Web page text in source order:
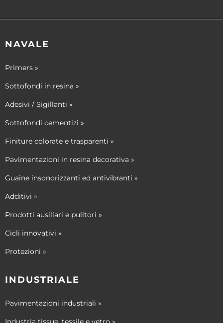
NAVALE
Primers »
Sottofondi in resina »
Adesivi / Sigillanti »
Sottofondi cementizi »
Finiture colorate e trasparenti »
Pavimentazioni in resina decorativa »
Guaine insonorizzanti ed antivibranti »
Additivi »
Prodotti ausiliari e pulitori »
Cicli innovativi »
Protezioni »
INDUSTRIALE
Pavimentazioni industriali »